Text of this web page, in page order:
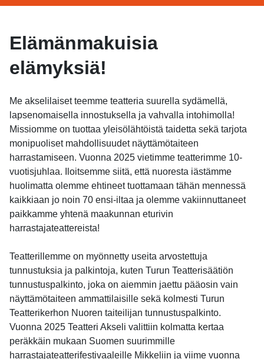
Elämänmakuisia
elämyksiä!
Me akselilaiset teemme teatteria suurella sydämellä,
lapsenomaisella innostuksella ja vahvalla intohimolla!
Missiomme on tuottaa yleisölähtöistä taidetta sekä tarjota
monipuoliset mahdollisuudet näyttämötaiteen
harrastamiseen. Vuonna 2025 vietimme teatterimme 10-
vuotisjuhlaa. Iloitsemme siitä, että nuoresta iästämme
huolimatta olemme ehtineet tuottamaan tähän mennessä
kaikkiaan jo noin 70 ensi-iltaa ja olemme vakiinnuttaneet
paikkamme yhtenä maakunnan eturivin
harrastajateattereista!
Teatterillemme on myönnetty useita arvostettuja
tunnustuksia ja palkintoja, kuten Turun Teatterisäätiön
tunnustuspalkinto, joka on aiemmin jaettu pääosin vain
näyttämötaiteen ammattilaisille sekä kolmesti Turun
Teatterikerhon Nuoren taiteilijan tunnustuspalkinto.
Vuonna 2025 Teatteri Akseli valittiin kolmatta kertaa
peräkkäin mukaan Suomen suurimmille
harrastajateatterifestivaaleille Mikkeliin ja viime vuonna